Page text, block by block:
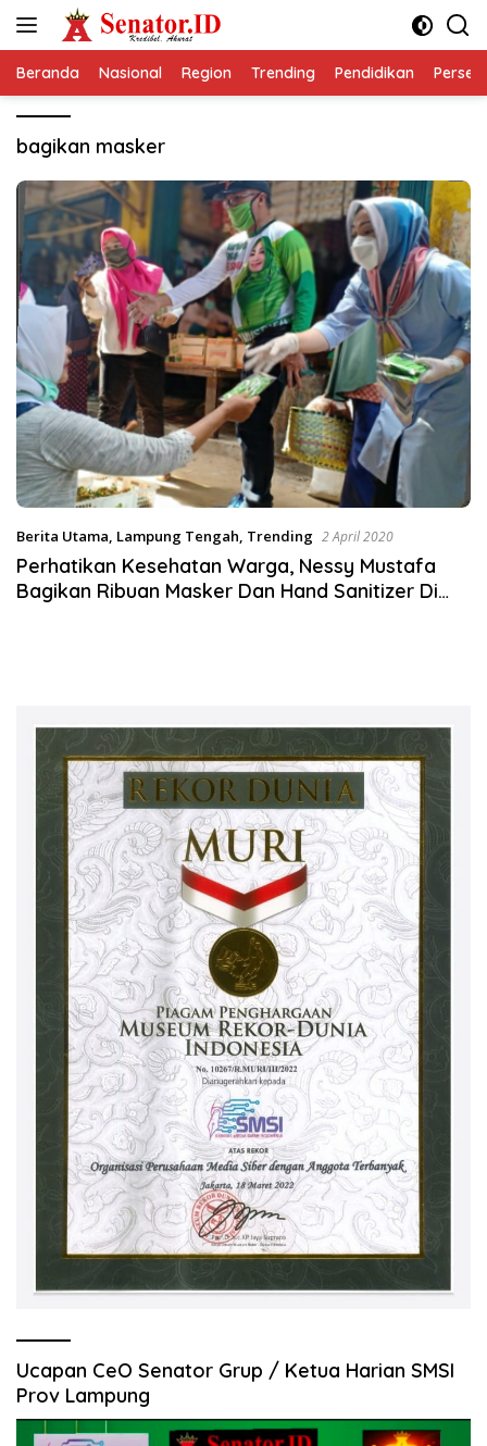
Beranda Nasional Region Trending Pendidikan
bagikan masker
Berita Utama, Lampung Tengah, Trending 2 April 2020
Perhatikan Kesehatan Warga, Nessy Mustafa
Bagikan Ribuan Masker Dan Hand Sanitizer Di
Ucapan CeO Senator Grup / Ketua Harian SMSI
Prov Lampung